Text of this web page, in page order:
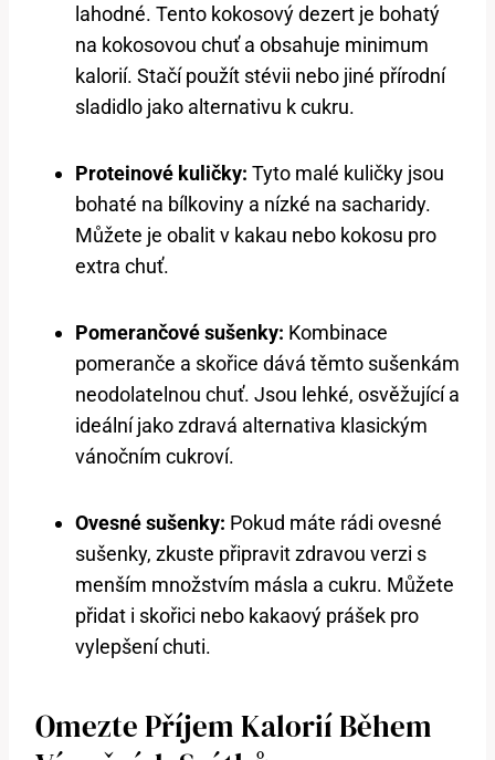
lahodné. Tento kokosový dezert je bohatý
na kokosovou chuť a obsahuje minimum
kalorií. Stačí použít stévii nebo jiné přírodní
sladidlo jako alternativu k cukru.
Proteinové kuličky: Tyto malé kuličky jsou
bohaté na bílkoviny a nízké na sacharidy.
Můžete je obalit v kakau nebo kokosu pro
extra chuť.
Pomerančové sušenky: Kombinace
pomeranče a skořice dává těmto sušenkám
neodolatelnou chuť. Jsou lehké, osvěžující a
ideální jako zdravá alternativa klasickým
vánočním cukroví.
Ovesné sušenky: Pokud máte rádi ovesné
sušenky, zkuste připravit zdravou verzi s
menším množstvím másla a cukru. Můžete
přidat i skořici nebo kakaový prášek pro
vylepšení chuti.
Omezte Příjem Kalorií Během